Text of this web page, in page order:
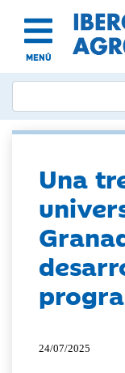
MENÚ
Una
24/07/2025